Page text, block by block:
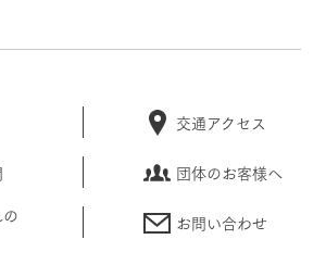
交通アクセス
団体のお客様へ
お問い合わせ